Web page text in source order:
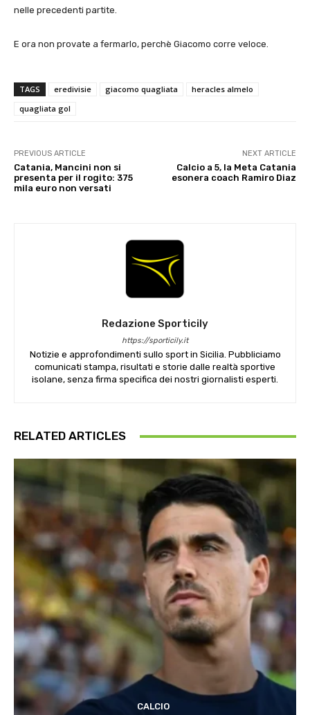
nelle precedenti partite.
E ora non provate a fermarlo, perchè Giacomo corre veloce.
TAGS eredivisie giacomo quagliata
heracles almelo
quagliata gol
PREVIOUS ARTICLE
Catania, Mancini non si
presenta per il rogito: 375
mila euro non versati
NEXT ARTICLE
Calcio a 5, la Meta Catania
esonera coach Ramiro Diaz
Redazione Sporticily
https://sporticily.it
Notizie e approfondimenti sullo sport in Sicilia. Pubbliciamo
comunicati stampa, risultati e storie dalle realtà sportive
isolane, senza firma specifica dei nostri giornalisti esperti.
RELATED ARTICLES
CALCIO